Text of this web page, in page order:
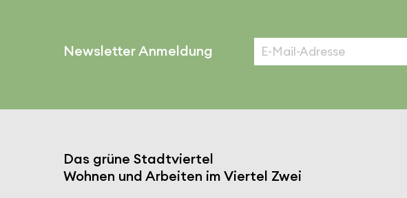
Newsletter Anmeldung
Das grüne Stadt­viertel
Wohnen und Arbeiten im Viertel Zwei